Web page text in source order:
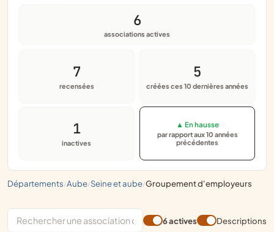
départements/ aube/ seine et aube/ groupement d'employeurs
6
associations actives
7
recensées
5
créées ces 10 dernières années
1
inactives
▲ En hausse
par rapport aux 10 années
précédentes
6 actives Descriptions